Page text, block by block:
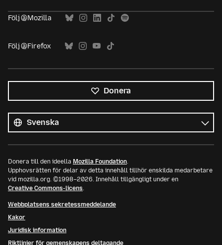
Följ @Mozilla
Följ @Firefox
Donera
språk
Språk
Donera till den ideella Mozilla Foundation.
Upphovsrätten för delar av detta innehåll tillhör enskilda medarbetare
vid mozilla.org. ©1998–2026. Innehåll tillgängligt under en
Creative Commons-licens.
Webbplatsens sekretessmeddelande
Kakor
Juridisk information
Riktlinjer för gemenskapens deltagande